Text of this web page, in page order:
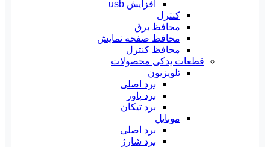
افزایش usb
کنترل
محافظ برق
محافظ صفحه نمایش
محافظ کنترل
قطعات یدکی محصولات
تلویزیون
برد اصلی
برد پاور
برد تیکان
موبایل
برد اصلی
برد شارژ